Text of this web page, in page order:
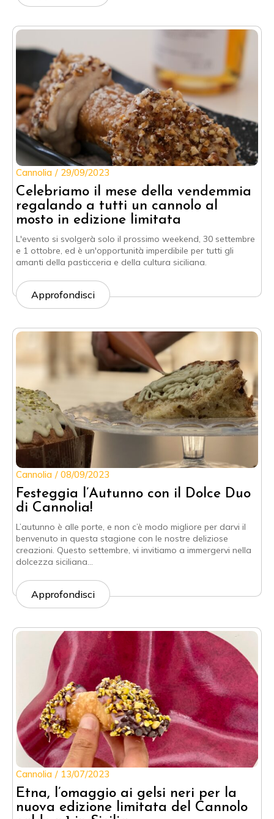
Celebriamo il mese della vendemmia
regalando a tutti un cannolo al
mosto in edizione limitata
Cannolia 29/09/2023
L'evento si svolgerà solo il prossimo weekend, 30 settembre
e 1 ottobre, ed è un'opportunità imperdibile per tutti gli
amanti della pasticceria e della cultura siciliana.
Approfondisci
Festeggia l’Autunno con il Dolce Duo
di Cannolia!
Cannolia 08/09/2023
L’autunno è alle porte, e non c’è modo migliore per darvi il
benvenuto in questa stagione con le nostre deliziose
creazioni. Questo settembre, vi invitiamo a immergervi nella
dolcezza siciliana…
Approfondisci
Etna, l’omaggio ai gelsi neri per la
nuova edizione limitata del Cannolo
Cannolia 13/07/2023